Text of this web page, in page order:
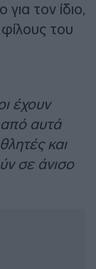
τον ίδιο,
του
έχουν
από αυτά
και
σε άνισο